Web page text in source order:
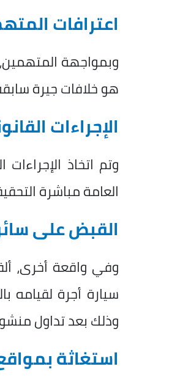
اعترافات
وبمواجهة
هو خلافات جيرة
الإجراءات
وتم اتخاذ
العامة مباشرة
القبض على
وفي واقعة أخرى،
سيارة أجرة لقيامه
وذلك بعد تداول
استغاثة